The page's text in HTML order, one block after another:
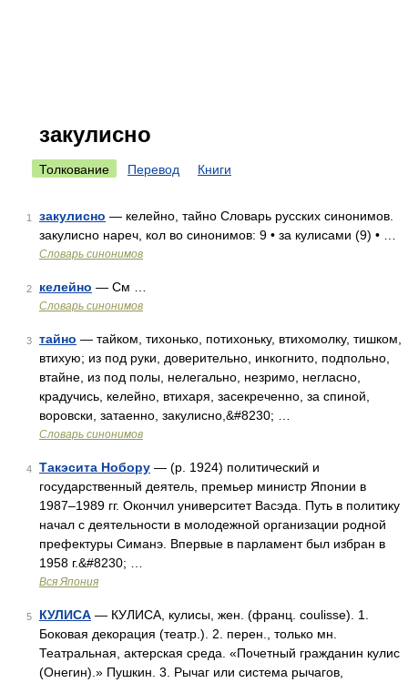
закулисно
Толкование Перевод Книги
1 закулисно — келейно, тайно Словарь русских синонимов.
закулисно нареч, кол во синонимов: 9 • за кулисами (9) • …
Словарь синонимов
2 келейно — См …
Словарь синонимов
3 тайно — тайком, тихонько, потихоньку, втихомолку, тишком,
втихую; из под руки, доверительно, инкогнито, подпольно,
втайне, из под полы, нелегально, незримо, негласно,
крадучись, келейно, втихаря, засекреченно, за спиной,
воровски, затаенно, закулисно,&#8230; …
Словарь синонимов
4 Такэсита Нобору — (р. 1924) политический и
государственный деятель, премьер министр Японии в
1987–1989 гг. Окончил университет Васэда. Путь в политику
начал с деятельности в молодежной организации родной
префектуры Симанэ. Впервые в парламент был избран в
1958 г.&#8230; …
Вся Япония
5 КУЛИСА — КУЛИСА, кулисы, жен. (франц. coulisse). 1.
Боковая декорация (театр.). 2. перен., только мн.
Театральная, актерская среда. «Почетный гражданин кулис
(Онегин).» Пушкин. 3. Рычаг или система рычагов,